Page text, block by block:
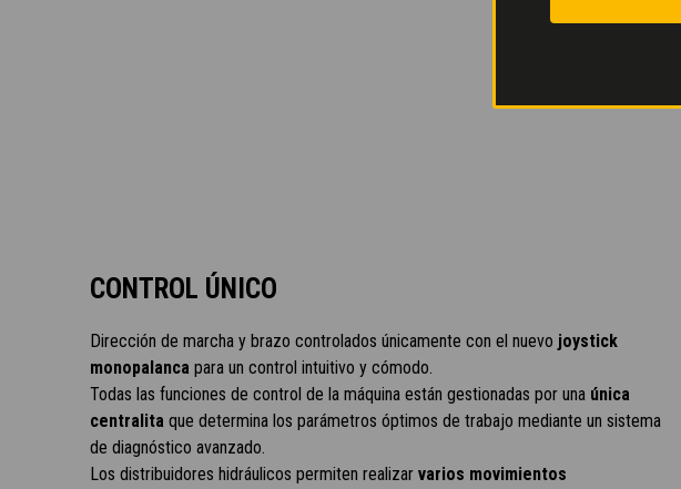
CONTROL ÚNICO
Dirección de marcha y brazo controlados únicamente con el nuevo joystick
monopalanca para un control intuitivo y cómodo.
Todas las funciones de control de la máquina están gestionadas por una única
centralita que determina los parámetros óptimos de trabajo mediante un sistema
de diagnóstico avanzado.
Los distribuidores hidráulicos permiten realizar varios movimientos